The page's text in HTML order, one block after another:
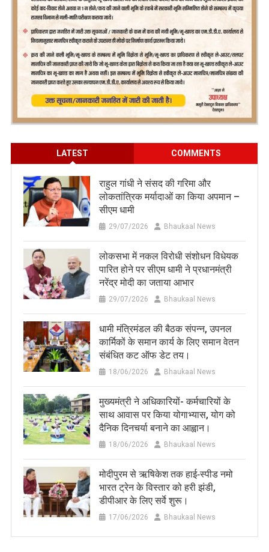
LATEST COMMENTS
राहुल गांधी ने संसद की गरिमा और
लोकतांत्रिक मर्यादाओं का किया अपमान –
सीएम धामी
29/07/2026 Bhaukaal News
लोकसभा में नकल विरोधी संशोधन विधेयक
पारित होने पर सीएम धामी ने प्रधानमंत्री
नरेंद्र मोदी का जताया आभार
29/07/2026 Bhaukaal News
धामी मंत्रिमंडल की बैठक संपन्न, उपनल
कार्मिकों के समान कार्य के लिए समान वेतन
संबंधित कट ऑफ डेट तय।
18/06/2026 Bhaukaal News
मुख्यमंत्री ने अधिकारियों- कर्मचारियों के
साथ आवास पर किया योगाभ्यास, योग को
दैनिक दिनचर्या बनाने का आह्वान।
18/06/2026 Bhaukaal News
मोदीपुरम से ऋषिकेश तक हाई‑स्पीड नमो
भारत ट्रेन के विस्तार को हरी झंडी,
डीपीआर के लिए सर्वे शुरू।
17/06/2026 Bhaukaal News